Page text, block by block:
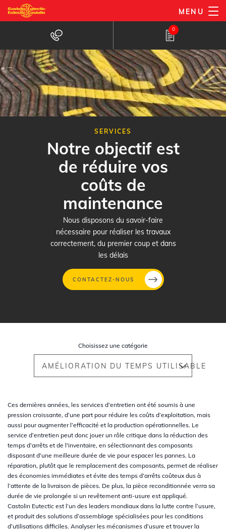
Aller
au
principal
MENU
0
SERVICES
Notre objectif est
de réduire vos
coûts de
maintenance
Nous disposons du savoir-faire
nécessaire pour réaliser les travaux
correctement, du premier coup et dans
les délais
CONTACTEZ-NOUS
principal
Choisissez une catégorie
AMÉLIORATION DU TEMPS UTILISABLE
Ces dernières années, les services d’entretien ont été soumis à une
pression croissante, d’une part pour réduire les coûts d’exploitation, mais
aussi pour augmenter l’efficacité et la production opérationnelles. Le
service d’entretien peut donc jouer un rôle critique dans la réduction des
temps d’arrêts et de l'inventaire, en sélectionnant des composants
disposant d’une meilleure durée de vie pour espacer les pannes. La
réparation, plutôt que le remplacement des composants, permet de réaliser
des économies immédiates et évite des temps d’arrêts coûteux dus à
l’attente de la livraison de pièces. De plus, la pièce reconditionnée verra sa
durée de vie prolongée si un revêtement anti-usure est appliqué.
Castolin Eutectic est l’un des leaders mondiaux dans la lutte contre l’usure,
et produit des solutions d’assemblage spécialisées pour les conditions
d’utilisations difficiles. Analyser les mécanismes d’usure et trouver la